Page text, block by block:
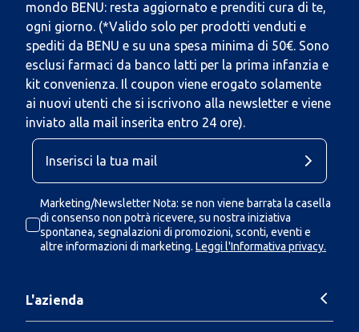
mondo BENU: resta aggiornato e prenditi cura di te,
ogni giorno. (*Valido solo per prodotti venduti e
spediti da BENU e su una spesa minima di 50€. Sono
esclusi farmaci da banco latti per la prima infanzia e
kit convenienza. Il coupon viene erogato solamente
ai nuovi utenti che si iscrivono alla newsletter e viene
inviato alla mail inserita entro 24 ore).
Marketing/Newsletter Nota: se non viene barrata la casella
di consenso non potrà ricevere, su nostra iniziativa
spontanea, segnalazioni di promozioni, sconti, eventi e
altre informazioni di marketing. Leggi l'Informativa privacy.
L'azienda